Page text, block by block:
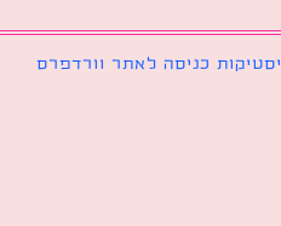
כניסה לאתר וורדפרס